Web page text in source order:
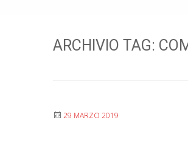
ARCHIVIO TAG:
29 MARZO 2019